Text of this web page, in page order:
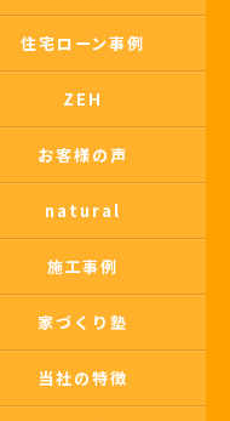
住宅ローン事例
ZEH
お客様の声
natural
施工事例
家づくり塾
当社の特徴